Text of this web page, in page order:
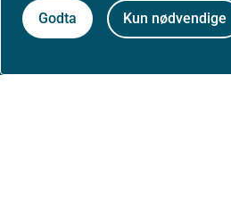
Godta Kun nødvendige
Om nettstedet